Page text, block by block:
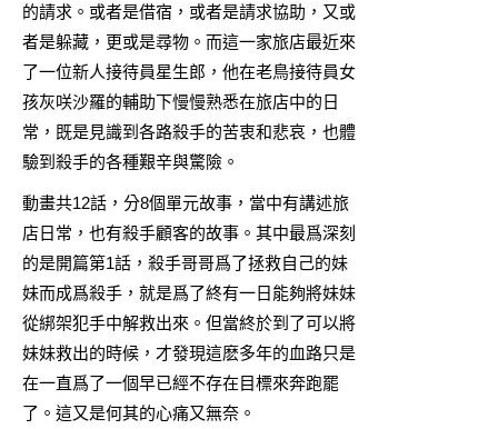
的請求。或者是借宿，或者是請求協助，又或
者是躲藏，更或是尋物。而這一家旅店最近來
了一位新人接待員星生郎，他在老鳥接待員女
孩灰咲沙羅的輔助下慢慢熟悉在旅店中的日
常，既是見識到各路殺手的苦衷和悲哀，也體
驗到殺手的各種艱辛與驚險。
動畫共12話，分8個單元故事，當中有講述旅
店日常，也有殺手顧客的故事。其中最爲深刻
的是開篇第1話，殺手哥哥爲了拯救自己的妹
妹而成爲殺手，就是爲了終有一日能夠將妹妹
從綁架犯手中解救出來。但當終於到了可以將
妹妹救出的時候，才發現這麽多年的血路只是
在一直爲了一個早已經不存在目標來奔跑罷
了。這又是何其的心痛又無奈。